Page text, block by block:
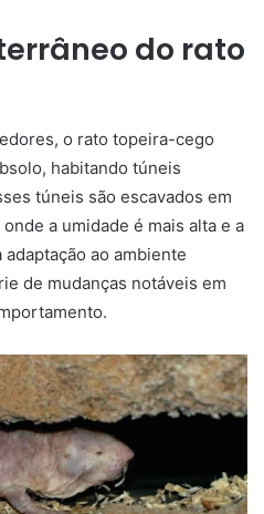
do rato
o rato topeira-cego
habitando túneis
túneis são escavados em
a umidade é mais alta e a
ao ambiente
de mudanças notáveis em